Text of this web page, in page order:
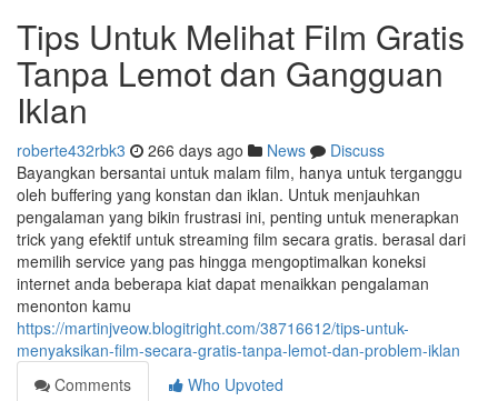
Tips Untuk Melihat Film Gratis
Tanpa Lemot dan Gangguan
Iklan
roberte432rbk3 266 days ago News
Discuss
Bayangkan bersantai untuk malam film, hanya untuk terganggu
oleh buffering yang konstan dan iklan. Untuk menjauhkan
pengalaman yang bikin frustrasi ini, penting untuk menerapkan
trick yang efektif untuk streaming film secara gratis. berasal dari
memilih service yang pas hingga mengoptimalkan koneksi
internet anda beberapa kiat dapat menaikkan pengalaman
menonton kamu
https://martinjveow.blogitright.com/38716612/tips-untuk-
menyaksikan-film-secara-gratis-tanpa-lemot-dan-problem-iklan
Comments
Who Upvoted